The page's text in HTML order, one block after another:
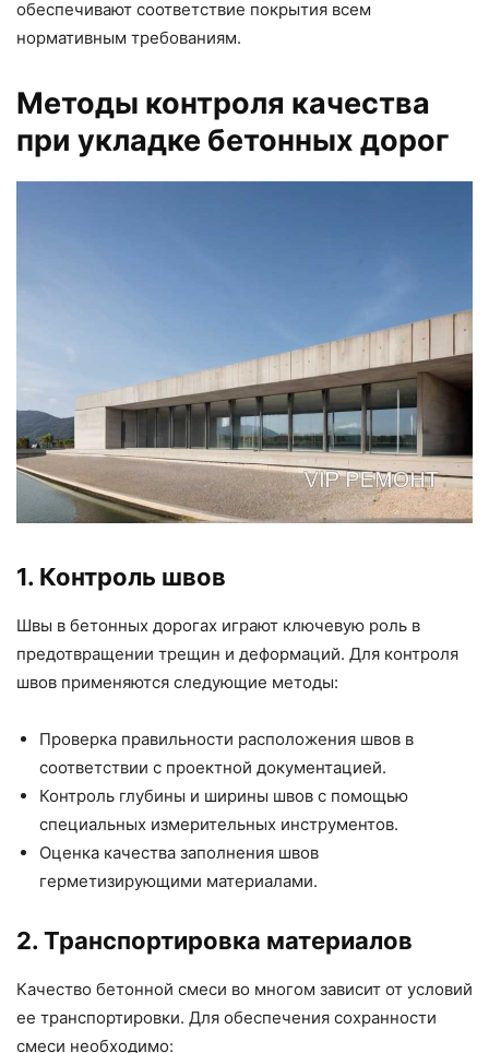
обеспечивают соответствие покрытия всем
нормативным требованиям.
Методы контроля качества
при укладке бетонных дорог
1. Контроль швов
Швы в бетонных дорогах играют ключевую роль в
предотвращении трещин и деформаций. Для контроля
швов применяются следующие методы:
Проверка правильности расположения швов в
соответствии с проектной документацией.
Контроль глубины и ширины швов с помощью
специальных измерительных инструментов.
Оценка качества заполнения швов
герметизирующими материалами.
2. Транспортировка материалов
Качество бетонной смеси во многом зависит от условий
ее транспортировки. Для обеспечения сохранности
смеси необходимо: